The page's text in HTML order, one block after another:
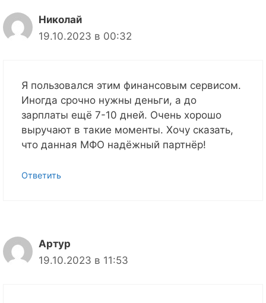
Николай
19.10.2023 в 00:32
Я пользовался этим финансовым сервисом.
Иногда срочно нужны деньги, а до
зарплаты ещё 7-10 дней. Очень хорошо
выручают в такие моменты. Хочу сказать,
что данная МФО надёжный партнёр!
Ответить
Артур
19.10.2023 в 11:53